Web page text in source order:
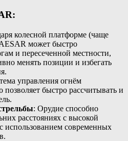
колесной платформе (чаще
может быстро
и пересеченной местности,
менять позиции и избегать
управления огнём
позволяет быстро рассчитывать и
: Орудие способно
расстояниях с высокой
использованием современных